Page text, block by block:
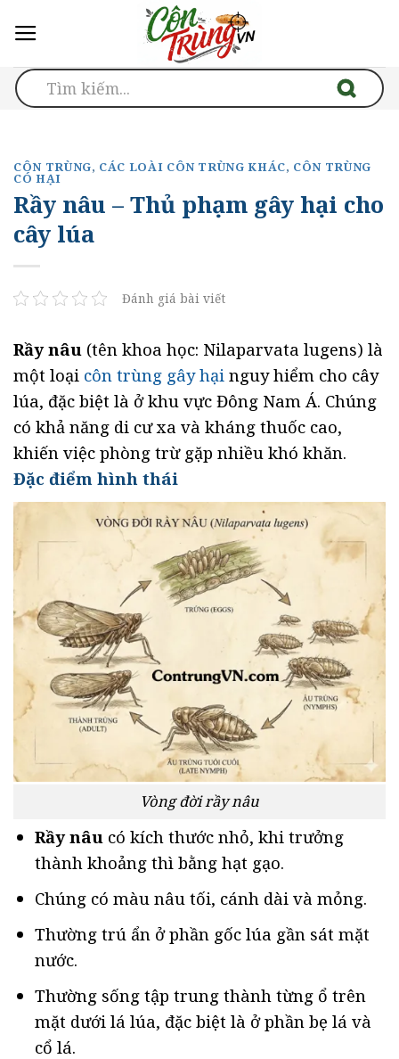
content
CÔN TRÙNG, CÁC LOÀI CÔN TRÙNG KHÁC, CÔN TRÙNG
CÓ HẠI
Rầy nâu – Thủ phạm gây hại cho
cây lúa
Đánh giá bài viết
Rầy nâu (tên khoa học: Nilaparvata lugens) là
một loại côn trùng gây hại nguy hiểm cho cây
lúa, đặc biệt là ở khu vực Đông Nam Á. Chúng
có khả năng di cư xa và kháng thuốc cao,
khiến việc phòng trừ gặp nhiều khó khăn.
Đặc điểm hình thái
Vòng đời rầy nâu
Rầy nâu có kích thước nhỏ, khi trưởng
thành khoảng thì bằng hạt gạo.
Chúng có màu nâu tối, cánh dài và mỏng.
Thường trú ẩn ở phần gốc lúa gần sát mặt
nước.
Thường sống tập trung thành từng ổ trên
mặt dưới lá lúa, đặc biệt là ở phần bẹ lá và
cổ lá.